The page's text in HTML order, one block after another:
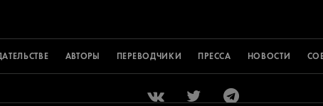
АВТОРЫ ПЕРЕВОДЧИКИ ПРЕССА НОВОСТИ